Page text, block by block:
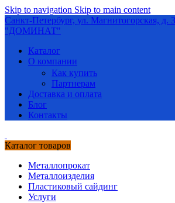
Skip to navigation Skip to main content
Санкт-Петербург, ул. Магнитогорская, д.
"ДОМИНАТ"
Каталог
О компании
Как купить
Партнерам
Доставка и оплата
Блог
Контакты
Каталог товаров
Металлопрокат
Металлоизделия
Пластиковый сайдинг
Услуги